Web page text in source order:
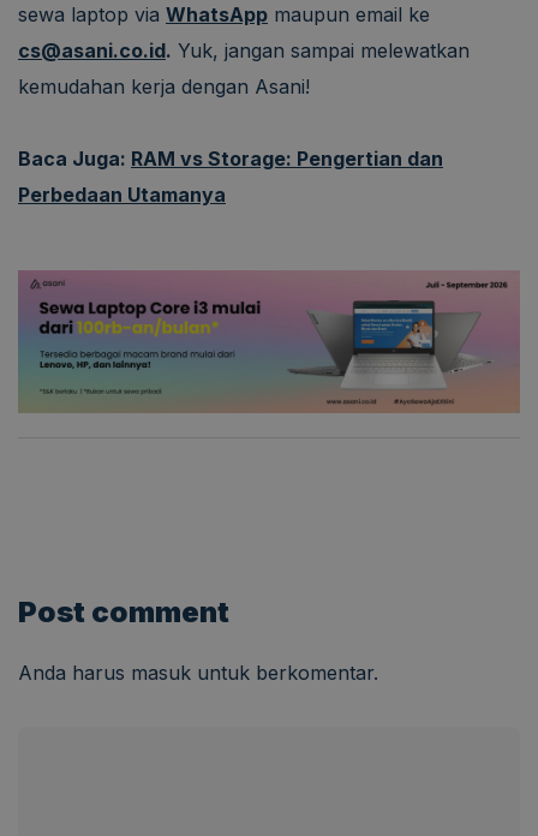
sewa laptop via WhatsApp maupun email ke
cs@asani.co.id. Yuk, jangan sampai melewatkan
kemudahan kerja dengan Asani!
Baca Juga: RAM vs Storage: Pengertian dan
Perbedaan Utamanya
Post comment
Anda harus masuk untuk berkomentar.